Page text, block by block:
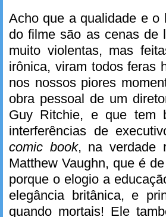
Acho que a qualidade e o
do filme são as cenas de
muito violentas, mas
irônica, viram todos feras
nos nossos piores
obra pessoal de um
Guy Ritchie, e que tem
interferências de
comic book, na verdade
Matthew Vaughn, que é
porque o elogio a
elegância britânica, e
quando mortais! Ele